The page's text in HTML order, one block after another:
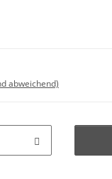
abweichend)